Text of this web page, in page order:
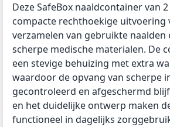
Deze SafeBox naaldcontainer van
compacte rechthoekige uitvoering
verzamelen van gebruikte naalden
scherpe medische materialen. De
een stevige behuizing met extra
waardoor de opvang van scherpe
gecontroleerd en afgeschermd
en het duidelijke ontwerp maken
functioneel in dagelijks